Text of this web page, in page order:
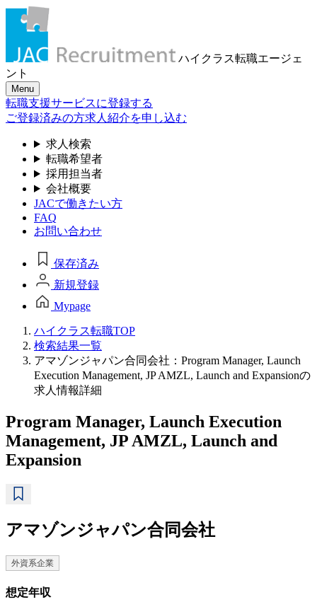
ハイクラス転職エージェ
ント
Menu
転職支援サービスに登録する
ご登録済みの方求人紹介を申し込む
求人検索
転職希望者
採用担当者
会社概要
JACで働きたい方
FAQ
お問い合わせ
保存済み
新規登録
Mypage
ハイクラス転職TOP
検索結果一覧
アマゾンジャパン合同会社：Program Manager, Launch
Execution Management, JP AMZL, Launch and Expansionの
求人情報詳細
Program Manager, Launch Execution
Management, JP AMZL, Launch and
Expansion
アマゾンジャパン合同会社
外資系企業
想定年収